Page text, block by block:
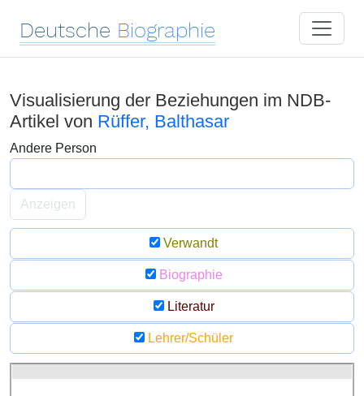
Deutsche Biographie
Visualisierung der Beziehungen im NDB-
Artikel von Rüffer, Balthasar
Andere Person
Anzeigen
Verwandt
Biographie
Literatur
Lehrer/Schüler